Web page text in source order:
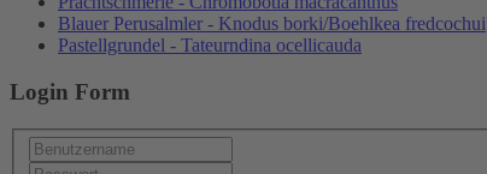
Blauer Perusalmler - Knodus borki/Boehlkea fredcochui
Pastellgrundel - Tateurndina ocellicauda
Login Form